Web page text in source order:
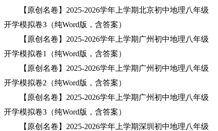
【原创名卷】2025-2026学年上学期北京初中地理八年级
开学模拟卷3（纯Word版，含答案）
【原创名卷】2025-2026学年上学期广州初中地理八年级
开学模拟卷1（纯Word版，含答案）
【原创名卷】2025-2026学年上学期广州初中地理八年级
开学模拟卷2（纯Word版，含答案）
【原创名卷】2025-2026学年上学期广州初中地理八年级
开学模拟卷3（纯Word版，含答案）
【原创名卷】2025-2026学年上学期深圳初中地理八年级